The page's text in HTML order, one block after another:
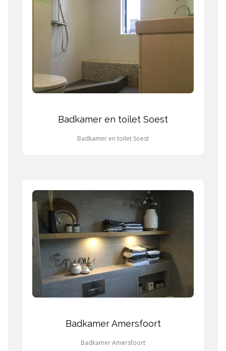
Badkamer en toilet Soest
Badkamer en toilet Soest
Badkamer Amersfoort
Badkamer Amersfoort